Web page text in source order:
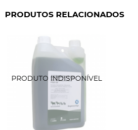
PRODUTOS RELACIONADOS